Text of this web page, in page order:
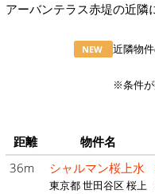
アーバンテラス赤堤の近隣
NEW
近隣物
※条件が
距離 物件名
36m
シャルマン桜上水
東京都 世田谷区 桜上